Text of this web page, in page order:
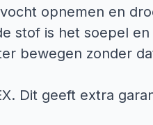
opnemen en
stof is het soepel
bewegen zonder
Dit geeft extra